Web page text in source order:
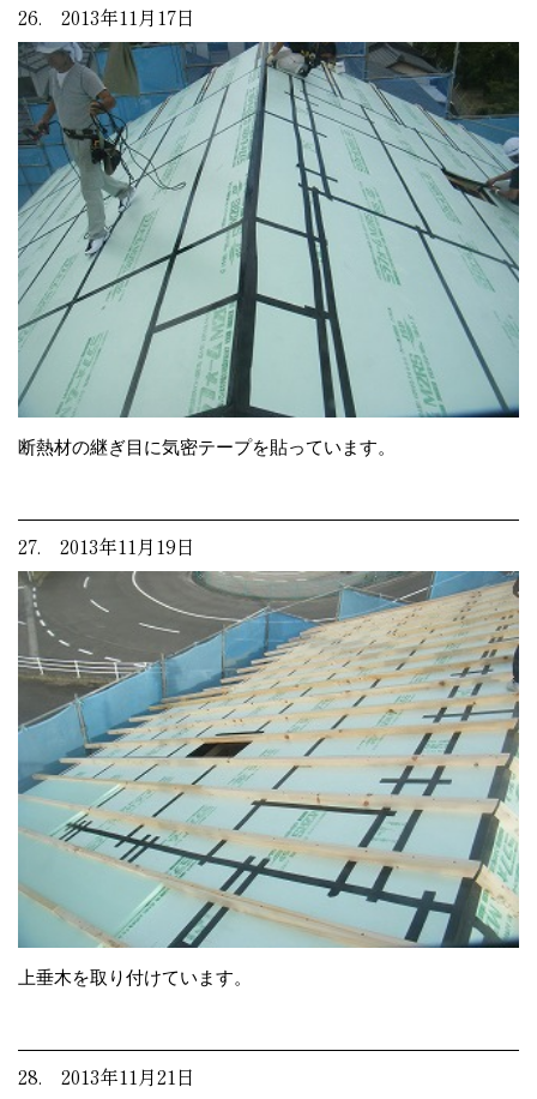
26. 2013年11月17日
断熱材の継ぎ目に気密テープを貼っています。
27. 2013年11月19日
上垂木を取り付けています。
28. 2013年11月21日